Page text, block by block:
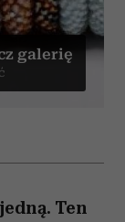
galerię
Ten